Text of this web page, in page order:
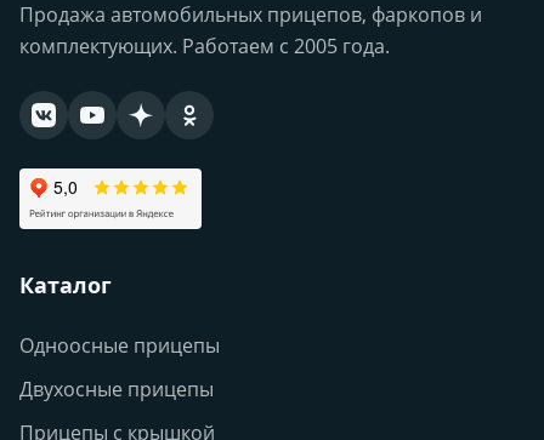
Продажа автомобильных прицепов, фаркопов и
комплектующих. Работаем с 2005 года.
Каталог
Одноосные прицепы
Двухосные прицепы
Прицепы с крышкой